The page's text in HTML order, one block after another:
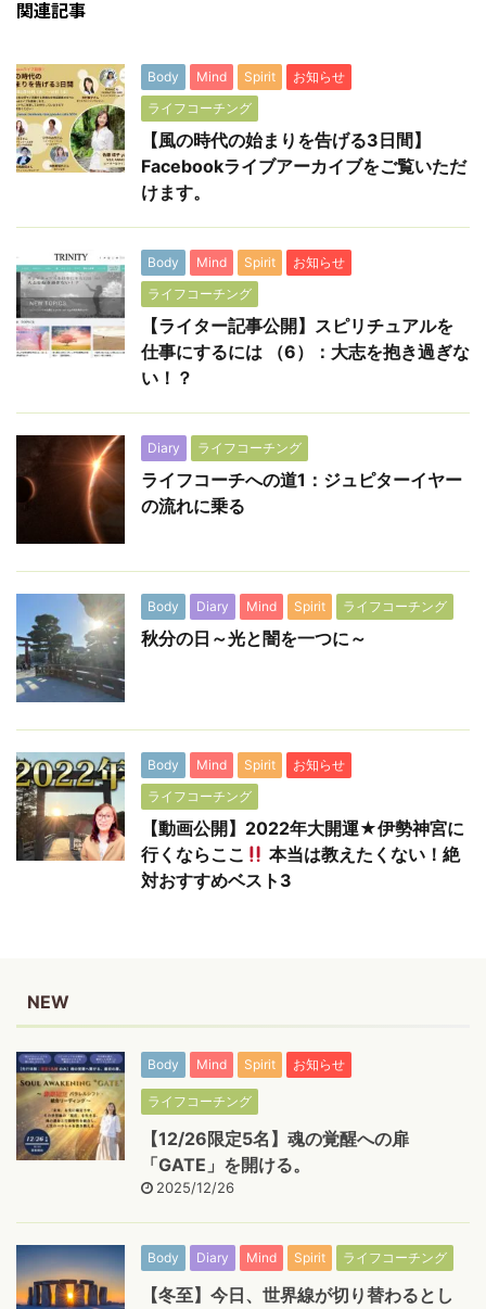
関連記事
Body Mind Spirit
お知らせ
ライフコーチング
【風の時代の始まりを告げる3日間】
Facebookライブアーカイブをご覧いただ
けます。
Body Mind Spirit
お知らせ
ライフコーチング
【ライター記事公開】スピリチュアルを
仕事にするには （6）：大志を抱き過ぎな
い！？
Diary ライフコーチング
ライフコーチへの道1：ジュピターイヤー
の流れに乗る
Body Diary Mind Spirit ライフコーチング
秋分の日～光と闇を一つに～
Body Mind Spirit
お知らせ
ライフコーチング
【動画公開】2022年大開運★伊勢神宮に
行くならここ
本当は教えたくない！絶
対おすすめベスト3
NEW
Body Mind Spirit お知らせ
ライフコーチング
【12/26限定5名】魂の覚醒への扉
「GATE」を開ける。
2025/12/26
Body Diary Mind Spirit ライフコーチング
【冬至】今日、世界線が切り替わるとし